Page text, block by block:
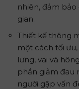
nhiên, đảm
gian.
Thiết kế thông
một cách tối
lưng, vai và
phần giảm đau
người gặp vấn